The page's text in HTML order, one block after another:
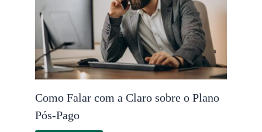
Como Falar com a Claro sobre o Plano
Pós-Pago